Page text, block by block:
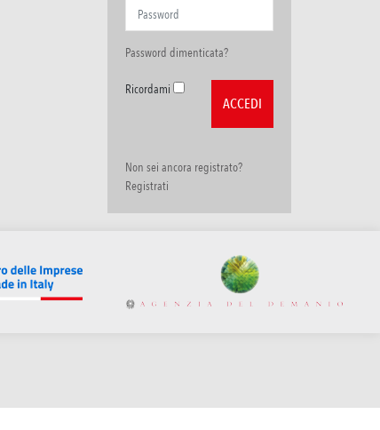
Password dimenticata?
Ricordami
Non sei ancora registrato?
Registrati